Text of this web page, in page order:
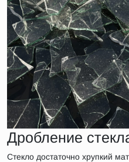
Дробление
Стекло достаточно хрупкий